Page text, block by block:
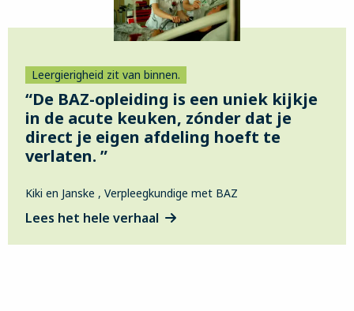
Leergierigheid zit van binnen.
“De BAZ-opleiding is een uniek kijkje
in de acute keuken, zónder dat je
direct je eigen afdeling hoeft te
verlaten. ”
Kiki en Janske , Verpleegkundige met BAZ
Lees het hele verhaal